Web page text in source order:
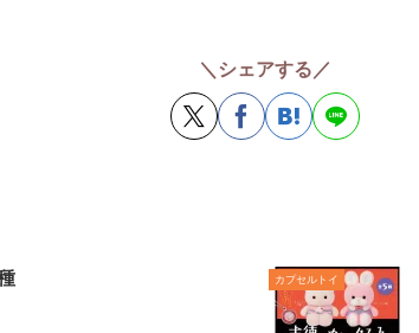
＼シェアする／
カプセルトイ